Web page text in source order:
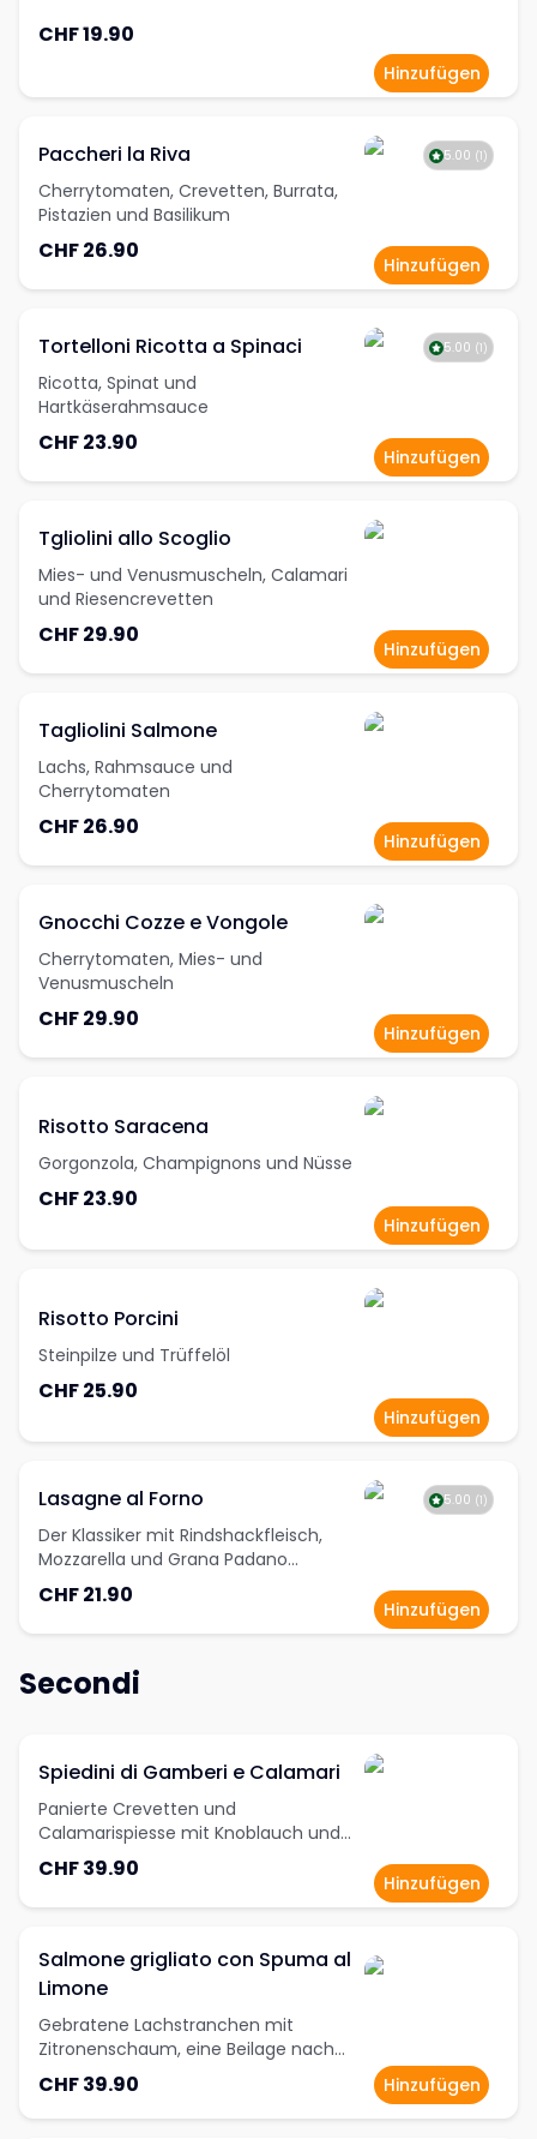
CHF 19.90
Hinzufügen
Paccheri la Riva
Cherrytomaten, Crevetten, Burrata,
Pistazien und Basilikum
CHF 26.90
5.00 (1 )
Hinzufügen
Tortelloni Ricotta a Spinaci
Ricotta, Spinat und
Hartkäserahmsauce
CHF 23.90
5.00 (1 )
Hinzufügen
Tgliolini allo Scoglio
Mies- und Venusmuscheln, Calamari
und Riesencrevetten
CHF 29.90
Hinzufügen
Tagliolini Salmone
Lachs, Rahmsauce und
Cherrytomaten
CHF 26.90
Hinzufügen
Gnocchi Cozze e Vongole
Cherrytomaten, Mies- und
Venusmuscheln
CHF 29.90
Hinzufügen
Risotto Saracena
Gorgonzola, Champignons und Nüsse
CHF 23.90
Hinzufügen
Risotto Porcini
Steinpilze und Trüffelöl
CHF 25.90
Hinzufügen
Lasagne al Forno
Der Klassiker mit Rindshackfleisch,
Mozzarella und Grana Padano
überbacken
CHF 21.90
5.00 (1 )
Hinzufügen
Secondi
Spiedini di Gamberi e Calamari
Panierte Crevetten und
Calamarispiesse mit Knoblauch und
Petersilie, eine Beilage nach Wahl
inklusive
CHF 39.90
Hinzufügen
Salmone grigliato con Spuma al
Limone
Gebratene Lachstranchen mit
Zitronenschaum, eine Beilage nach
Wahl inklusive
CHF 39.90 Hinzufügen